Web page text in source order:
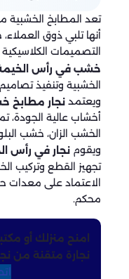
تعد المطابخ الخشبية
أنها تلبي ذوق
التصميمات
خشب في رأس
الخشبية وتنفيذ
ويعتمد نجار مطابخ
أخشاب عالية الجودة،
الخشب الزان، خشب
ويقوم نجار في رأس
تجهيز القطع وتركيب
الاعتماد على معدات
محكم.
امنح منزلك أو
نجارة متقنة من